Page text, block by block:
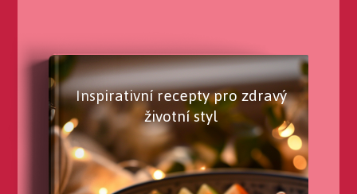
Inspirativní recepty pro zdravý
životní styl